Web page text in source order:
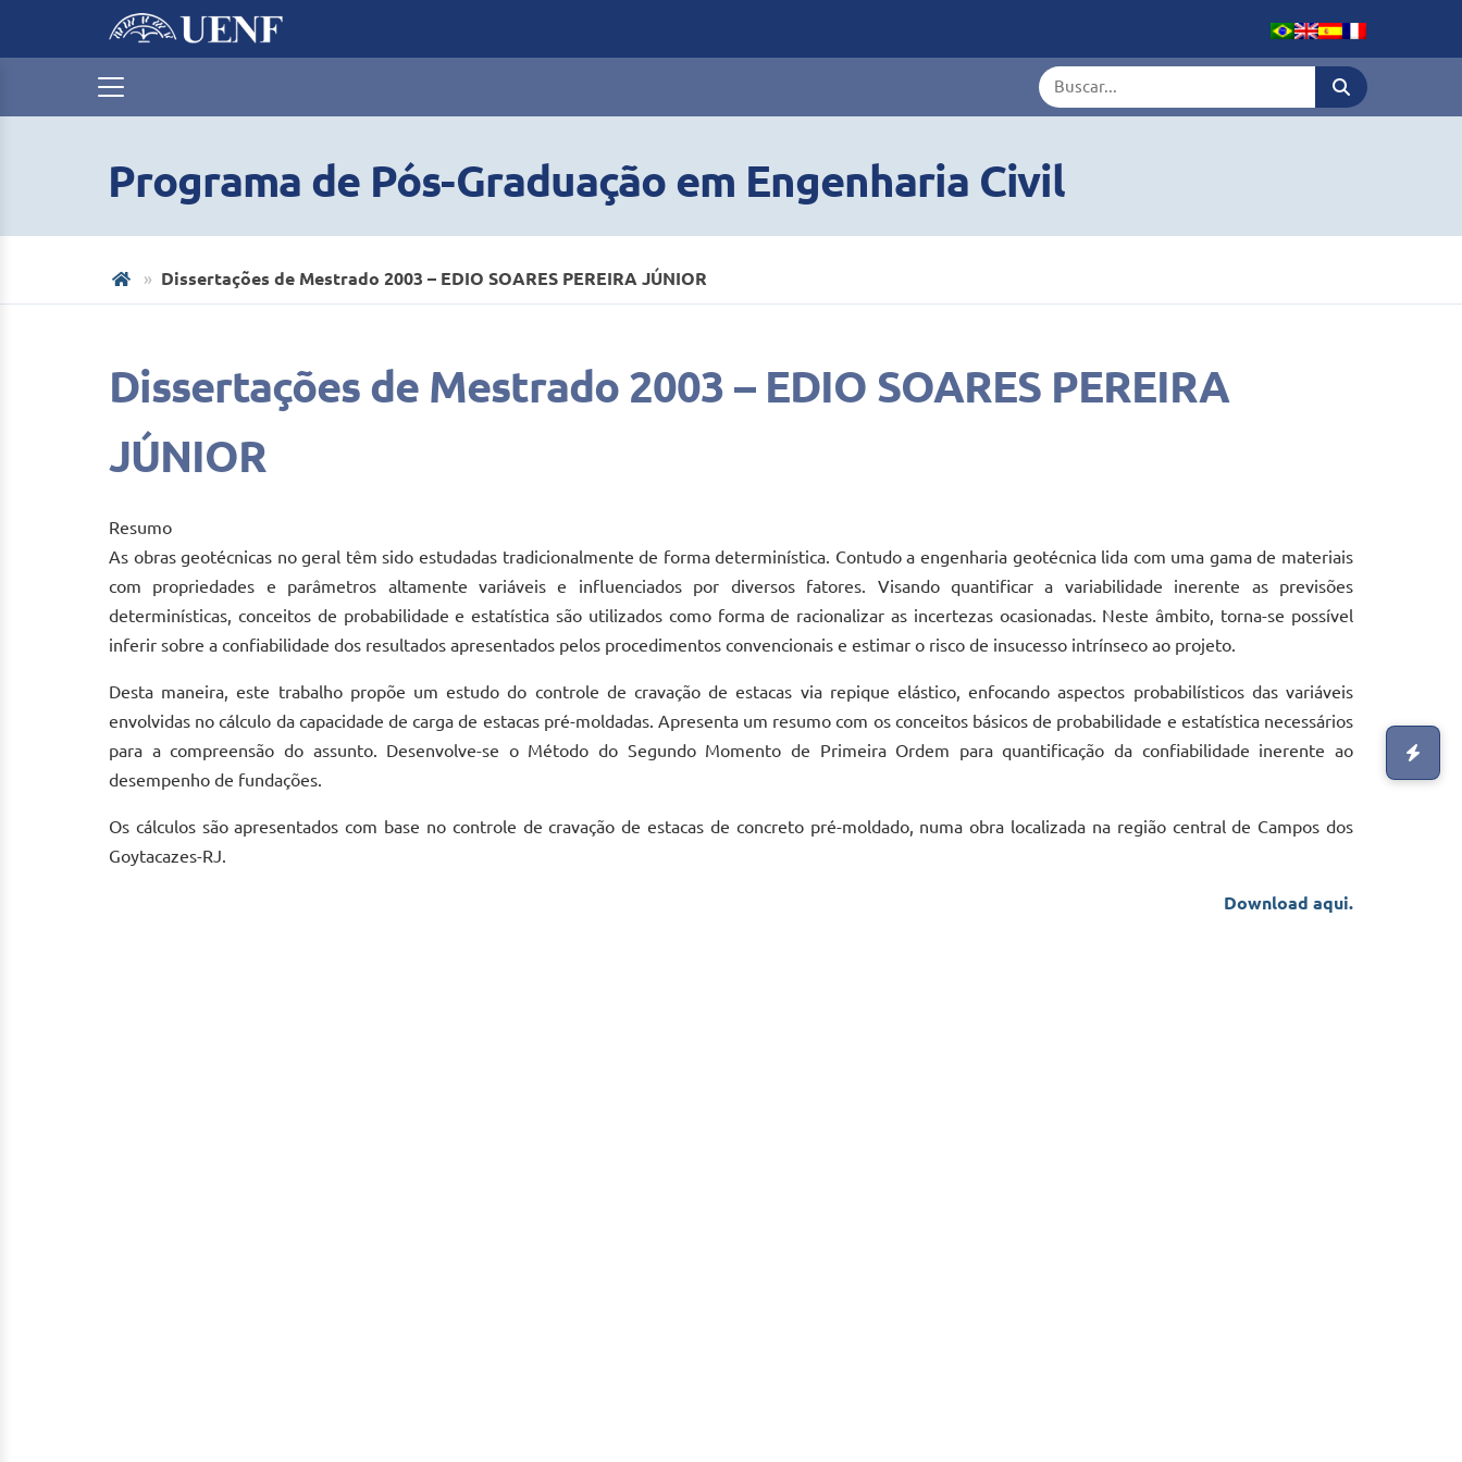
Termo de busca
Programa de Pós-Graduação em Engenharia Civil
Dissertações de Mestrado 2003 – EDIO SOARES PEREIRA JÚNIOR
Dissertações de Mestrado 2003 – EDIO SOARES PEREIRA
JÚNIOR
Resumo
As obras geotécnicas no geral têm sido estudadas tradicionalmente de forma determinística. Contudo a engenharia geotécnica lida com uma gama de materiais
com propriedades e parâmetros altamente variáveis e influenciados por diversos fatores. Visando quantificar a variabilidade inerente as previsões
determinísticas, conceitos de probabilidade e estatística são utilizados como forma de racionalizar as incertezas ocasionadas. Neste âmbito, torna-se possível
inferir sobre a confiabilidade dos resultados apresentados pelos procedimentos convencionais e estimar o risco de insucesso intrínseco ao projeto.
Desta maneira, este trabalho propõe um estudo do controle de cravação de estacas via repique elástico, enfocando aspectos probabilísticos das variáveis
envolvidas no cálculo da capacidade de carga de estacas pré-moldadas. Apresenta um resumo com os conceitos básicos de probabilidade e estatística necessários
para a compreensão do assunto. Desenvolve-se o Método do Segundo Momento de Primeira Ordem para quantificação da confiabilidade inerente ao
desempenho de fundações.
Os cálculos são apresentados com base no controle de cravação de estacas de concreto pré-moldado, numa obra localizada na região central de Campos dos
Goytacazes-RJ.
Download aqui.